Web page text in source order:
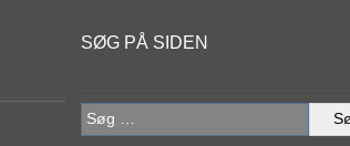
SØG PÅ SIDEN
Søg
efter: